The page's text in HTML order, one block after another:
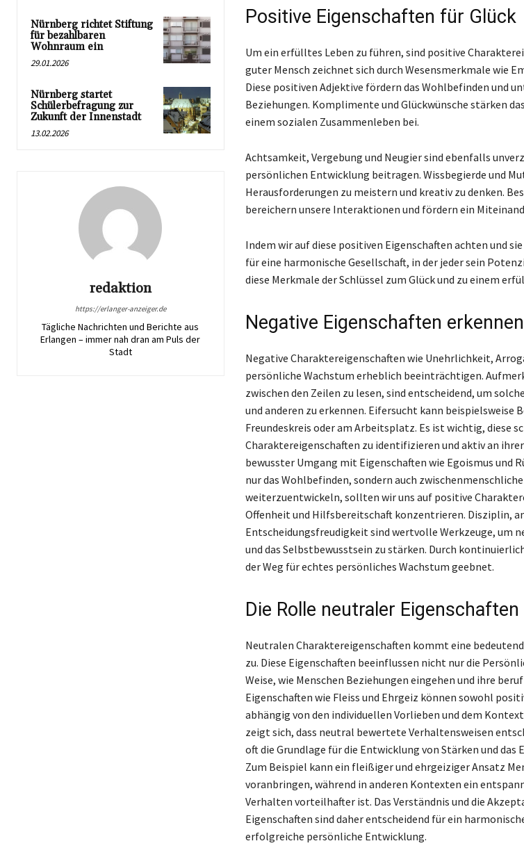
Nürnberg richtet Stiftung
für bezahlbaren
Wohnraum ein
29.01.2026
Nürnberg startet
Schülerbefragung zur
Zukunft der Innenstadt
13.02.2026
redaktion
https://erlanger-anzeiger.de
Tägliche Nachrichten und Berichte aus
Erlangen – immer nah dran am Puls der
Stadt
Positive Eigenschaften für Glück
Um ein erfülltes Leben zu führen, sind positive
guter Mensch zeichnet sich durch Wesensmerkmale wie
Diese positiven Adjektive fördern das Wohlbefinden und
Beziehungen. Komplimente und Glückwünsche stärken
einem sozialen Zusammenleben bei.
Achtsamkeit, Vergebung und Neugier sind ebenfalls
persönlichen Entwicklung beitragen. Wissbegierde und
Herausforderungen zu meistern und kreativ zu denken.
bereichern unsere Interaktionen und fördern ein
Indem wir auf diese positiven Eigenschaften achten und
für eine harmonische Gesellschaft, in der jeder sein
diese Merkmale der Schlüssel zum Glück und zu einem
Negative Eigenschaften
Negative Charaktereigenschaften wie Unehrlichkeit,
persönliche Wachstum erheblich beeinträchtigen.
zwischen den Zeilen zu lesen, sind entscheidend, um
und anderen zu erkennen. Eifersucht kann beispielsweise
Freundeskreis oder am Arbeitsplatz. Es ist wichtig, diese
Charaktereigenschaften zu identifizieren und aktiv an
bewusster Umgang mit Eigenschaften wie Egoismus und
nur das Wohlbefinden, sondern auch
weiterzuentwickeln, sollten wir uns auf positive
Offenheit und Hilfsbereitschaft konzentrieren. Disziplin,
Entscheidungsfreudigkeit sind wertvolle Werkzeuge, um
und das Selbstbewusstsein zu stärken. Durch
der Weg für echtes persönliches Wachstum geebnet.
Die Rolle neutraler Eigenschaften
Neutralen Charaktereigenschaften kommt eine
zu. Diese Eigenschaften beeinflussen nicht nur die
Weise, wie Menschen Beziehungen eingehen und ihre
Eigenschaften wie Fleiss und Ehrgeiz können sowohl
abhängig von den individuellen Vorlieben und dem
zeigt sich, dass neutral bewertete Verhaltensweisen
oft die Grundlage für die Entwicklung von Stärken und das
Zum Beispiel kann ein fleißiger und ehrgeiziger Ansatz
voranbringen, während in anderen Kontexten ein
Verhalten vorteilhafter ist. Das Verständnis und die
Eigenschaften sind daher entscheidend für ein
erfolgreiche persönliche Entwicklung.